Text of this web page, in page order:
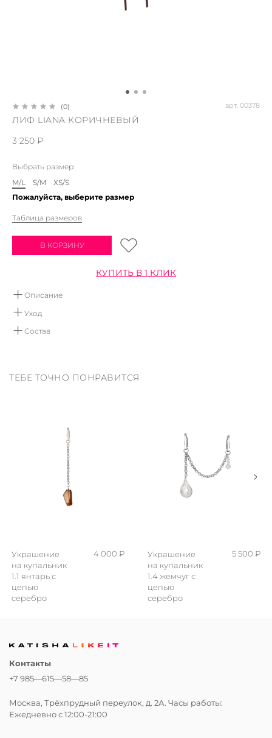
(0) арт. 00378
ЛИФ LIANA КОРИЧНЕВЫЙ
3 250 ₽
Выбрать размер:
M/L
S/M
XS/S
Пожалуйста, выберите размер
Таблица размеров
В КОРЗИНУ
КУПИТЬ В 1 КЛИК
Описание
Лиф бикини с треугольной чашкой на завязках. Модель
выполнена из эластичного бифлекса с контрастной отстрочкой.
Уход
Ручная стирка в воде не выше 30 градусов.
Состав
ТЕБЕ ТОЧНО ПОНРАВИТСЯ
Украшение
на купальник
1.1 янтарь с
цепью
cеребро
4 000 ₽
Украшение
на купальник
1.4 жемчуг с
цепью
серебро
5 500 ₽
Контакты
+7 985—615—58—85
Москва, Трёхпрудный переулок, д. 2А. Часы работы:
Ежедневно с 12:00-21:00